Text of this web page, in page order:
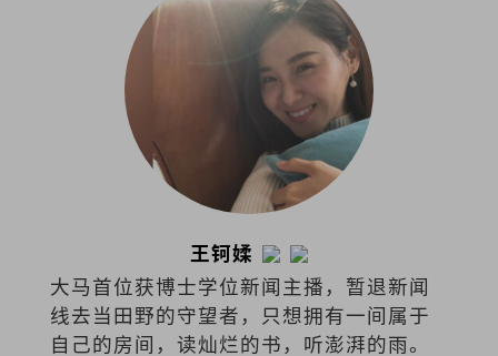
王钶媃
大马首位获博士学位新闻主播，暂退新闻
线去当田野的守望者，只想拥有一间属于
自己的房间，读灿烂的书，听澎湃的雨。